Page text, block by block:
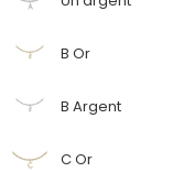
B Or
B Argent
C Or